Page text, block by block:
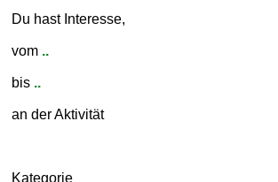
Du hast Interesse,
vom ..
bis ..
an der Aktivität
Kategorie